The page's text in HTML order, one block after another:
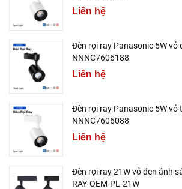
Liên hệ
Đèn rọi ray Panasonic 5W vỏ
NNNC7606188
Liên hệ
Đèn rọi ray Panasonic 5W vỏ
NNNC7606088
Liên hệ
Đèn rọi ray 21W vỏ đen ánh
RAY-OEM-PL-21W